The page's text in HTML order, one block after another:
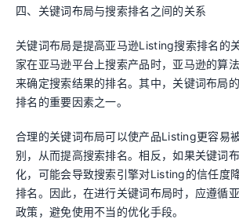
四、关键词布局与搜索排名之间的关系
关键词布局是提高亚马逊Listing搜索排名的
家在亚马逊平台上搜索产品时，亚马逊的算
来确定搜索结果的排名。其中，关键词布局
排名的重要因素之一。
合理的关键词布局可以使产品Listing更容易
别，从而提高搜索排名。相反，如果关键词
化，可能会导致搜索引擎对Listing的信任度
排名。因此，在进行关键词布局时，应遵循
政策，避免使用不当的优化手段。